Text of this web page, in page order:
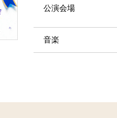
公演会場
音楽